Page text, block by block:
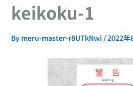
keikoku-1
By meru-master-r8UTkNwi /2022年